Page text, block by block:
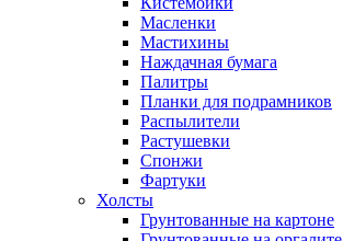
Масленки
Мастихины
Наждачная бумага
Палитры
Планки для подрамников
Распылители
Растушевки
Спонжи
Фартуки
Холсты
Грунтованные на картоне